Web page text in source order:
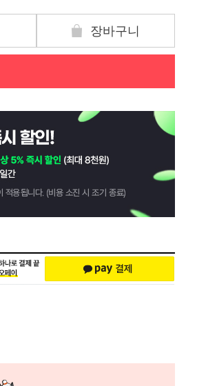
장바구니